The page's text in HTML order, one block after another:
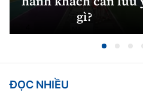
gì?
ĐỌC NHIỀU